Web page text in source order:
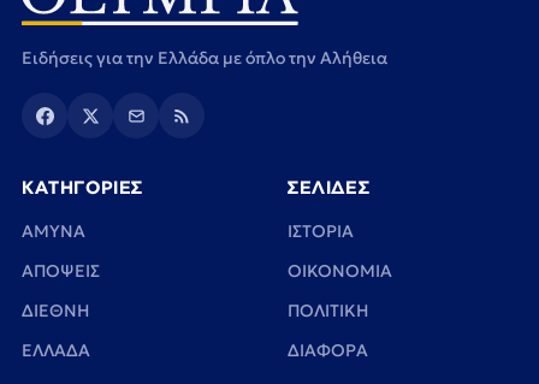
Ειδήσεις για την Ελλάδα με όπλο την Αλήθεια
ΚΑΤΗΓΟΡΙΕΣ
ΑΜΥΝΑ
ΑΠΟΨΕΙΣ
ΔΙΕΘΝΗ
ΕΛΛΑΔΑ
ΣΕΛΙΔΕΣ
ΙΣΤΟΡΙΑ
ΟΙΚΟΝΟΜΙΑ
ΠΟΛΙΤΙΚΗ
ΔΙΑΦΟΡΑ